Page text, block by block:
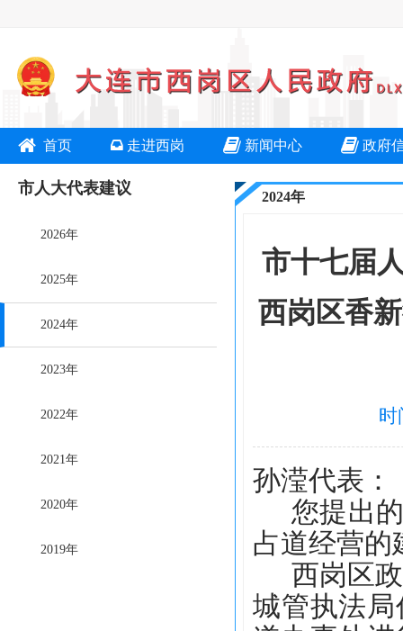
首页 走进西岗 新闻中心 政府
市人大代表建议
2026年
2025年
2024年
2023年
2022年
2021年
2020年
2019年
2024年
市十七届
西岗区香
时
孙滢代表 ：
您提出的
占道经营的
西岗区
城管执法